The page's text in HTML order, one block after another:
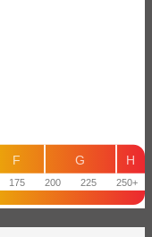
175 200 225 250+
H
G
F